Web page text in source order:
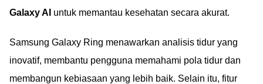
Galaxy AI untuk memantau kesehatan secara akurat.
Samsung Galaxy Ring menawarkan analisis tidur yang
inovatif, membantu pengguna memahami pola tidur dan
membangun kebiasaan yang lebih baik. Selain itu, fitur